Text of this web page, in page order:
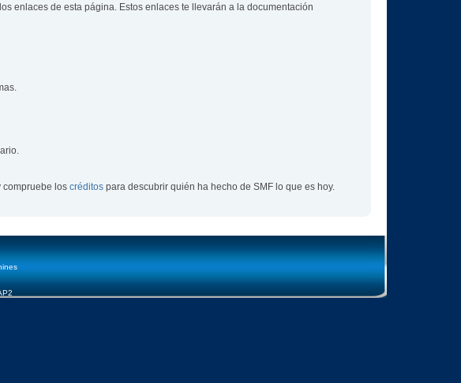
enlaces de esta página. Estos enlaces te llevarán a la documentación
los créditospara descubrir quién ha hecho de SMF lo que es hoy.